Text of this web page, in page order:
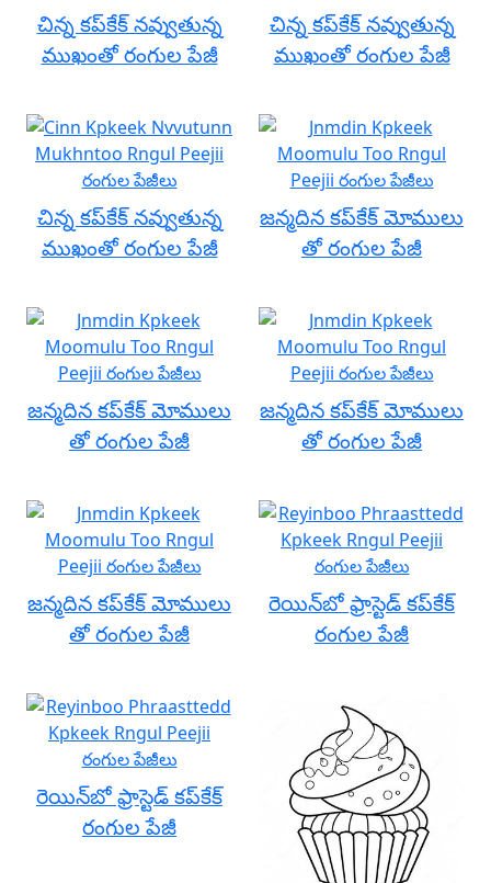
చిన్న కప్‌కేక్ నవ్వుతున్న
ముఖంతో రంగుల పేజీ
చిన్న కప్‌కేక్ నవ్వుతున్న
ముఖంతో రంగుల పేజీ
చిన్న కప్‌కేక్ నవ్వుతున్న
ముఖంతో రంగుల పేజీ
జన్మదిన కప్‌కేక్ మోములు
తో రంగుల పేజీ
జన్మదిన కప్‌కేక్ మోములు
తో రంగుల పేజీ
జన్మదిన కప్‌కేక్ మోములు
తో రంగుల పేజీ
జన్మదిన కప్‌కేక్ మోములు
తో రంగుల పేజీ
రెయిన్‌బో ఫ్రాస్టెడ్ కప్‌కేక్
రంగుల పేజీ
రెయిన్‌బో ఫ్రాస్టెడ్ కప్‌కేక్
రంగుల పేజీ